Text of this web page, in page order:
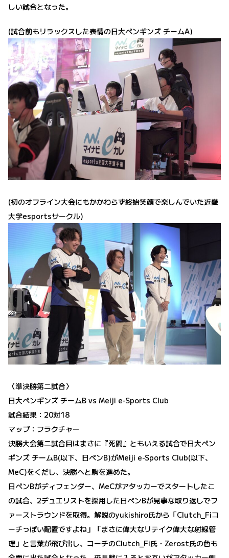
しい試合となった。
(試合前もリラックスした表情の日大ペンギンズ チームA)
(初のオフライン大会にもかかわらず終始笑顔で楽しんでいた近畿
大学esportsサークル)
〈準決勝第二試合〉
日大ペンギンズ チームB vs Meiji e-Sports Club
試合結果：20対18
マップ：フラクチャー
決勝大会第二試合目はまさに『死闘』ともいえる試合で日大ペン
ギンズ チームB(以下、日ペンB)がMeiji e-Sports Club(以下、
MeC)をくだし、決勝へと駒を進めた。
日ペンBがディフェンダー、MeCがアタッカーでスタートしたこ
の試合、2デュエリストを採用した日ペンBが見事な取り返しでフ
ァーストラウンドを取得。解説のyukishiro氏から「Clutch_Fiコ
ーチっぽい配置ですよね」「まさに偉大なリテイク偉大な射線管
理」と言葉が飛び出し、コーチのClutch_Fi氏・Zerost氏の色も